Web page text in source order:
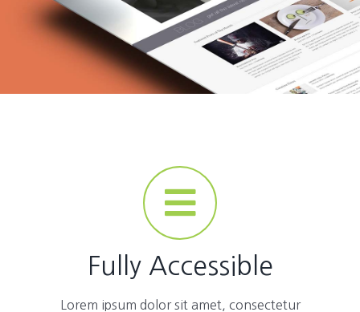
Fully Accessible
Lorem ipsum dolor sit amet, consectetur